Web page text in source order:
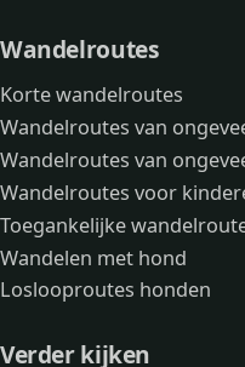
Wandelroutes
Korte wandelroutes
Wandelroutes van
Wandelroutes van
Wandelroutes voor
Toegankelijke
Wandelen met hond
Loslooproutes honden
Verder kijken